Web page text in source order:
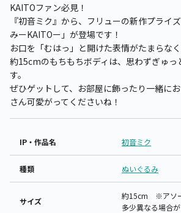
KAITOファン必見！
『初音ミク』から、フリューの新作プライ
みーKAITOー」が登場です！
お口を「むはっ」と開けた表情がたまらな
約15cmのもちもちボディは、思わずぎゅっ
す。
ぜひゲットして、お部屋に飾ったり一緒に
さん可愛がってくださいね！
IP・作品名 初音ミク
種類 ぬいぐるみ
サイズ
約15cm ※アソ
多少異なる場合が